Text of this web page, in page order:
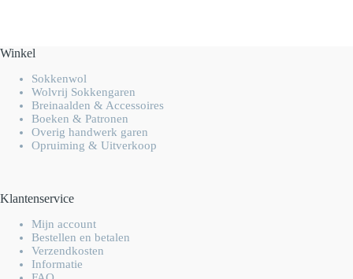
Winkel
Sokkenwol
Wolvrij Sokkengaren
Breinaalden & Accessoires
Boeken & Patronen
Overig handwerk garen
Opruiming & Uitverkoop
Klantenservice
Mijn account
Bestellen en betalen
Verzendkosten
Informatie